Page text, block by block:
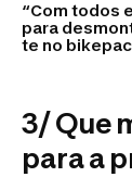
Com todos
para
te no
3/ Que
para a